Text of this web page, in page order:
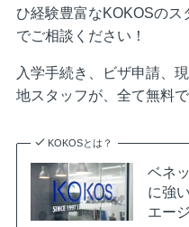
ひ経験豊富なKOKOSの
でご相談ください！
入学手続き、ビザ申請、
地スタッフが、全て無料
KOKOSとは？
ベネ
に強
エー